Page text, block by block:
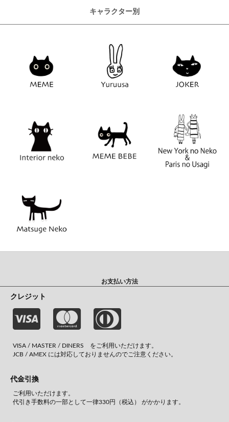
キャラクター別
お支払い方法
クレジット
VISA / MASTER / DINERS をご利用いただけます。
JCB / AMEX には対応しておりませんのでご注意ください。
代金引換
ご利用いただけます。
代引き手数料の一部として一律330円（税込） がかかります。